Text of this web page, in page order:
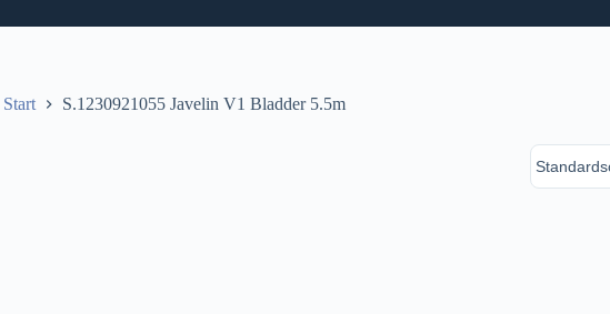
Start S.1230921055 Javelin V1 Bladder 5.5m